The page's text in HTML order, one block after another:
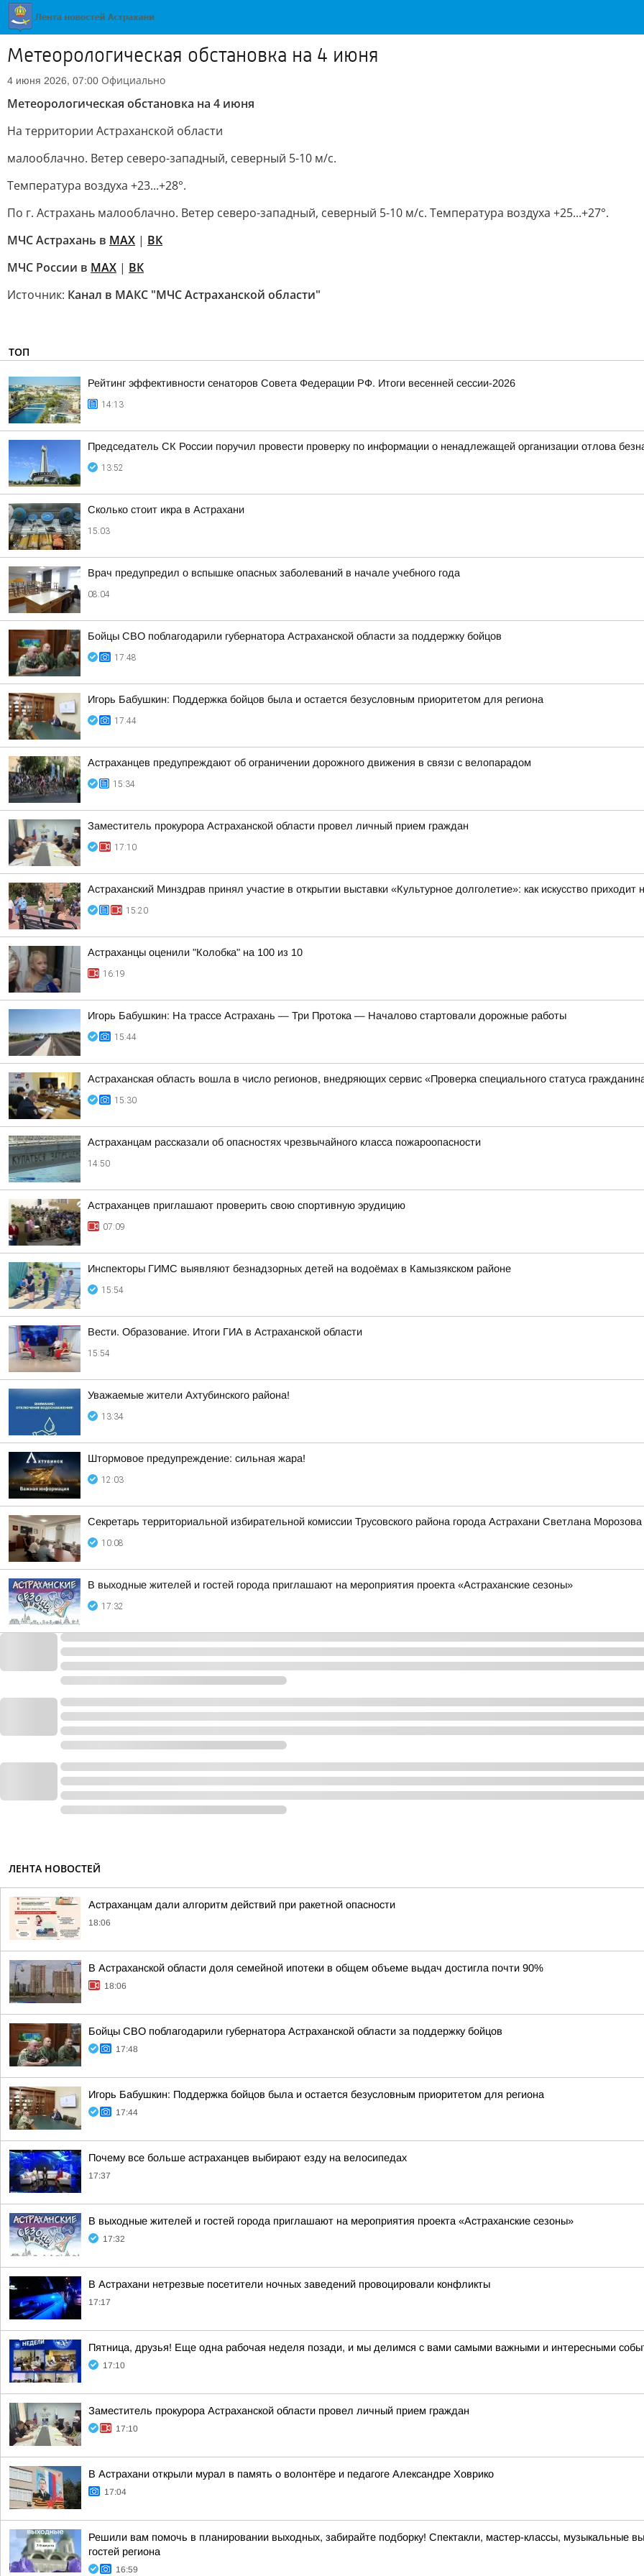
Метеорологическая обстановка на 4 июня
4 июня 2026, 07:00 Официально
Метеорологическая обстановка на 4 июня
На территории Астраханской области
малооблачно. Ветер северо-западный, северный 5-10 м/с.
Температура воздуха +23...+28°.
По г. Астрахань малооблачно. Ветер северо-западный, северный 5-10 м/с. Температура воздуха +25...+27°.
МЧС Астрахань в MAX | ВК
МЧС России в MAX | ВК
Источник: Канал в МАКС "МЧС Астраханской области"
ТОП
Рейтинг эффективности сенаторов Совета Федерации РФ. Итоги весенней сессии-2026
14:13
Председатель СК России поручил провести проверку по информации о ненадлежащей организации отлова
13:52
Сколько стоит икра в Астрахани
15:03
Врач предупредил о вспышке опасных заболеваний в начале учебного года
08:04
Бойцы СВО поблагодарили губернатора Астраханской области за поддержку бойцов
17:48
Игорь Бабушкин: Поддержка бойцов была и остается безусловным приоритетом для региона
17:44
Астраханцев предупреждают об ограничении дорожного движения в связи с велопарадом
15:34
Заместитель прокурора Астраханской области провел личный прием граждан
17:10
Астраханский Минздрав принял участие в открытии выставки «Культурное долголетие»: как искусство
15:20
Астраханцы оценили "Колобка" на 100 из 10
16:19
Игорь Бабушкин: На трассе Астрахань — Три Протока — Началово стартовали дорожные работы
15:44
Астраханская область вошла в число регионов, внедряющих сервис «Проверка специального статуса
15:30
Астраханцам рассказали об опасностях чрезвычайного класса пожароопасности
14:50
Астраханцев приглашают проверить свою спортивную эрудицию
07:09
Инспекторы ГИМС выявляют безнадзорных детей на водоёмах в Камызякском районе
15:54
Вести. Образование. Итоги ГИА в Астраханской области
15:54
Уважаемые жители Ахтубинского района!
13:34
Штормовое предупреждение: сильная жара!
12:03
Секретарь территориальной избирательной комиссии Трусовского района города Астрахани Светлана
10:08
В выходные жителей и гостей города приглашают на мероприятия проекта «Астраханские сезоны»
17:32
ЛЕНТА НОВОСТЕЙ
Астраханцам дали алгоритм действий при ракетной опасности
18:06
В Астраханской области доля семейной ипотеки в общем объеме выдач достигла почти 90%
18:06
Бойцы СВО поблагодарили губернатора Астраханской области за поддержку бойцов
17:48
Игорь Бабушкин: Поддержка бойцов была и остается безусловным приоритетом для региона
17:44
Почему все больше астраханцев выбирают езду на велосипедах
17:37
В выходные жителей и гостей города приглашают на мероприятия проекта «Астраханские сезоны»
17:32
В Астрахани нетрезвые посетители ночных заведений провоцировали конфликты
17:17
Пятница, друзья! Еще одна рабочая неделя позади, и мы делимся с вами самыми важными и интересными
17:10
Заместитель прокурора Астраханской области провел личный прием граждан
17:10
В Астрахани открыли мурал в память о волонтёре и педагоге Александре Ховрико
17:04
Решили вам помочь в планировании выходных, забирайте подборку! Спектакли, мастер-классы, музыкальные
гостей региона
16:59